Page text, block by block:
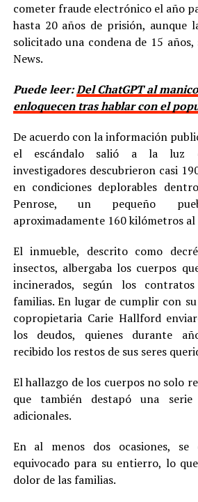
cometer fraude electrónico el año
hasta 20 años de prisión, aunque
solicitado una condena de 15
News.
Puede leer:Del ChatGPT al
enloquecen tras hablar con el
De acuerdo con la información
el escándalo salió a la luz
investigadores descubrieron casi
en condiciones deplorables
Penrose, un pequeño
aproximadamente 160 kilómetros al
El inmueble, descrito como
insectos, albergaba los cuerpos
incinerados, según los
familias. En lugar de cumplir con
copropietaria Carie Hallford
los deudos, quienes durante
recibido los restos de sus seres
El hallazgo de los cuerpos no solo
que también destapó una serie
adicionales.
En al menos dos ocasiones,
equivocado para su entierro, lo
dolor de las familias.